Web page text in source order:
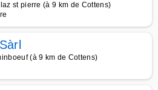
st pierre (à 9 km de Cottens)
(à 9 km de Cottens)